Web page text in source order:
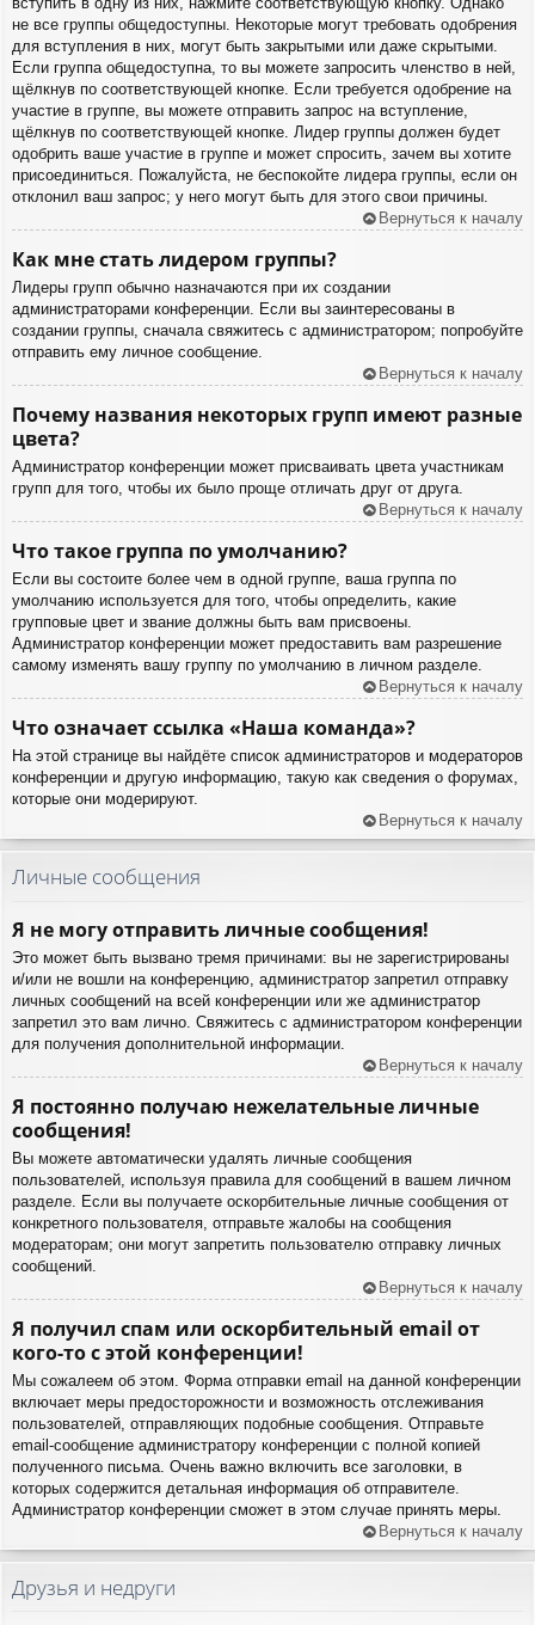
не все группы общедоступны. Некоторые могут требовать одобрения
для вступления в них, могут быть закрытыми или даже скрытыми.
Если группа общедоступна, то вы можете запросить членство в ней,
щёлкнув по соответствующей кнопке. Если требуется одобрение на
участие в группе, вы можете отправить запрос на вступление,
щёлкнув по соответствующей кнопке. Лидер группы должен будет
одобрить ваше участие в группе и может спросить, зачем вы хотите
присоединиться. Пожалуйста, не беспокойте лидера группы, если он
отклонил ваш запрос; у него могут быть для этого свои причины.
Вернуться к началу
Как мне стать лидером группы?
Лидеры групп обычно назначаются при их создании
администраторами конференции. Если вы заинтересованы в
создании группы, сначала свяжитесь с администратором; попробуйте
отправить ему личное сообщение.
Вернуться к началу
Почему названия некоторых групп имеют разные
цвета?
Администратор конференции может присваивать цвета участникам
групп для того, чтобы их было проще отличать друг от друга.
Вернуться к началу
Что такое группа по умолчанию?
Если вы состоите более чем в одной группе, ваша группа по
умолчанию используется для того, чтобы определить, какие
групповые цвет и звание должны быть вам присвоены.
Администратор конференции может предоставить вам разрешение
самому изменять вашу группу по умолчанию в личном разделе.
Вернуться к началу
Что означает ссылка «Наша команда»?
На этой странице вы найдёте список администраторов и модераторов
конференции и другую информацию, такую как сведения о форумах,
которые они модерируют.
Вернуться к началу
Личные сообщения
Я не могу отправить личные сообщения!
Это может быть вызвано тремя причинами: вы не зарегистрированы
и/или не вошли на конференцию, администратор запретил отправку
личных сообщений на всей конференции или же администратор
запретил это вам лично. Свяжитесь с администратором конференции
для получения дополнительной информации.
Вернуться к началу
Я постоянно получаю нежелательные личные
сообщения!
Вы можете автоматически удалять личные сообщения
пользователей, используя правила для сообщений в вашем личном
разделе. Если вы получаете оскорбительные личные сообщения от
конкретного пользователя, отправьте жалобы на сообщения
модераторам; они могут запретить пользователю отправку личных
сообщений.
Вернуться к началу
Я получил спам или оскорбительный email от
кого-то с этой конференции!
Мы сожалеем об этом. Форма отправки email на данной конференции
включает меры предосторожности и возможность отслеживания
пользователей, отправляющих подобные сообщения. Отправьте
email-сообщение администратору конференции с полной копией
полученного письма. Очень важно включить все заголовки, в
которых содержится детальная информация об отправителе.
Администратор конференции сможет в этом случае принять меры.
Вернуться к началу
Друзья и недруги